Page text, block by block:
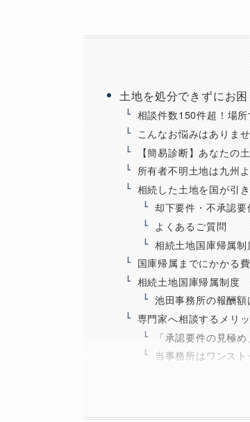
土地を処分できずにお
相談件数150件超！場
こんなお悩みはありま
【簡易診断】あなたの
所有者不明土地は九州
相続した土地を国が引
却下要件・不承認
よくあるご質問
相続土地国庫帰属
国庫帰属までにかかる
相続土地国庫帰属制度
池田事務所の報酬額
専門家へ相談するメリ
「承認要件の見極
当事務所はワンス